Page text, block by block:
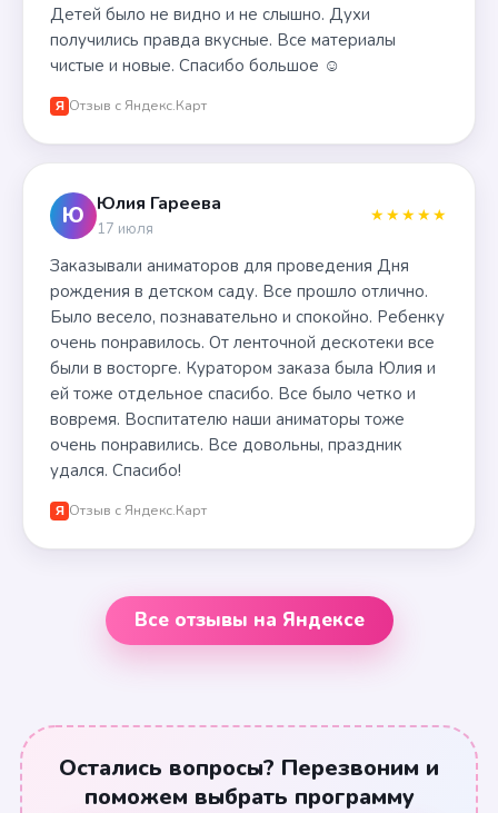
Детей было не видно и не слышно. Духи
получились правда вкусные. Все материалы
чистые и новые. Спасибо большое ☺️
Я Отзыв с Яндекс.Карт
Ю Юлия Гареева
17 июля
★★★★★
Заказывали аниматоров для проведения Дня
рождения в детском саду. Все прошло отлично.
Было весело, познавательно и спокойно. Ребенку
очень понравилось. От ленточной дескотеки все
были в восторге. Куратором заказа была Юлия и
ей тоже отдельное спасибо. Все было четко и
вовремя. Воспитателю наши аниматоры тоже
очень понравились. Все довольны, праздник
удался. Спасибо!
Я Отзыв с Яндекс.Карт
Все отзывы на Яндексе
Остались вопросы? Перезвоним и
поможем выбрать программу